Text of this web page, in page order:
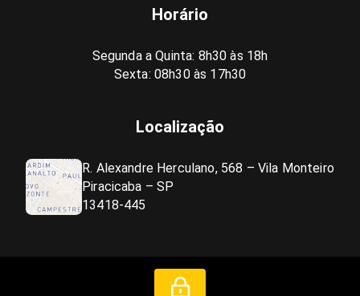
Horário
Segunda a Quinta: 8h30 às 18h
Sexta: 08h30 às 17h30
Localização
R. Alexandre Herculano, 568 – Vila Monteiro
Piracicaba – SP
13418-445